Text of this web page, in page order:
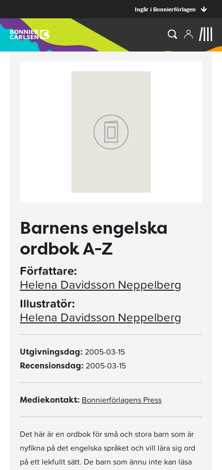
Ingår i Bonnierförlagen
Barnens engelska
ordbok A-Z
Författare:
Helena Davidsson Neppelberg
Illustratör:
Helena Davidsson Neppelberg
Utgivningsdag: 2005-03-15
Recensionsdag: 2005-03-15
Mediekontakt: Bonnierförlagens Press
Det här är en ordbok för små och stora barn som är
nyfikna på det engelska språket och vill lära sig ord
på ett lekfullt sätt. De barn som ännu inte kan läsa